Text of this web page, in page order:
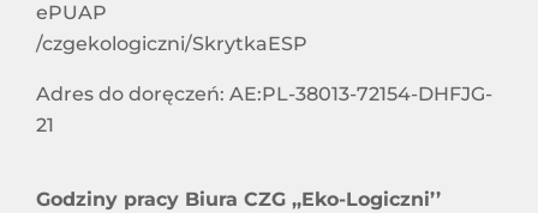
ePUAP
/czgekologiczni/SkrytkaESP
Adres do doręczeń: AE:PL-38013-72154-DHFJG-
21
Godziny pracy Biura CZG ,,Eko-Logiczni’’